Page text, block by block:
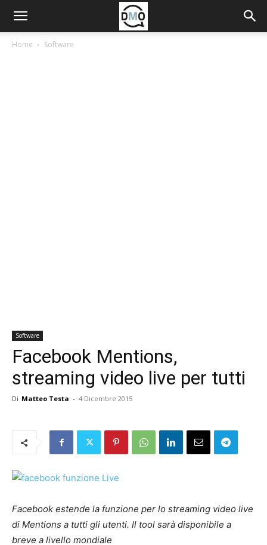
Home Software
Software
Facebook Mentions,
streaming video live per tutti
Di Matteo Testa - 4 Dicembre 2015
Facebook estende la funzione per lo streaming video live
di Mentions a tutti gli utenti. Il tool sarà disponibile a
breve a livello mondiale